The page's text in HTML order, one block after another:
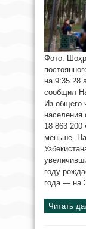
Фото:
на 9:35 28
сообщил
Из общего
населения
18 863 200
меньше. На
году
года — на
Читать